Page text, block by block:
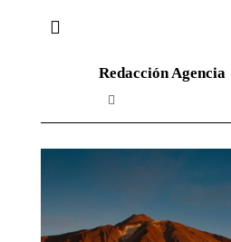
Redacción Agencia